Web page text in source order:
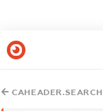
CAHEADER.SEARCH